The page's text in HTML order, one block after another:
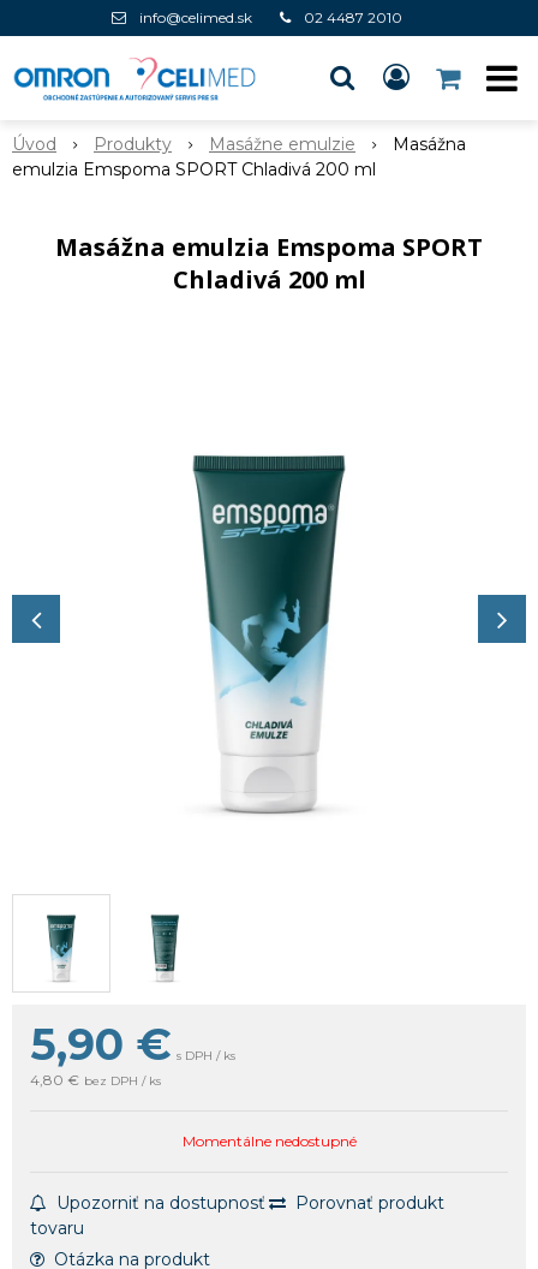
info@celimed.sk 02 4487 2010
Úvod Produkty Masážne emulzie
Masážna
emulzia Emspoma SPORT Chladivá 200 ml
Masážna emulzia Emspoma SPORT
Chladivá 200 ml
5,90 € s DPH / ks
4,80 € bez DPH / ks
Momentálne nedostupné
Upozorniť na dostupnosť
tovaru
Porovnať produkt
Otázka na produkt